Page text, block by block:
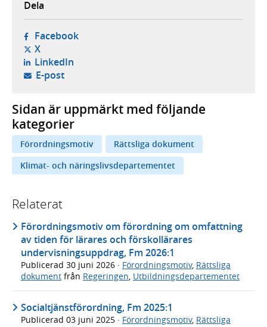
Dela
Facebook- öppnas i ny flik, extern webbplats,
X- öppnas i ny flik, extern webbplats,
LinkedIn- öppnas i ny flik, extern webbplats,
E-post- öppnar din e-postklient,
Sidan är uppmärkt med följande
kategorier
Förordningsmotiv
Rättsliga dokument
Klimat- och näringslivsdepartementet
Relaterat
Förordningsmotiv om förordning om omfattning
av tiden för lärares och förskollärares
undervisningsuppdrag, Fm 2026:1
Publicerad 30 juni 2026 · Förordningsmotiv, Rättsliga
dokument från Regeringen, Utbildningsdepartementet
Socialtjänstförordning, Fm 2025:1
Publicerad 03 juni 2025 · Förordningsmotiv, Rättsliga